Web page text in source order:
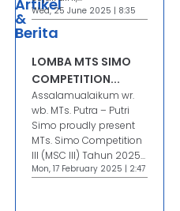
Artikel
&
Berita
Wed, 25 June 2025 | 8:35
LOMBA MTS SIMO
COMPETITION...
Assalamualaikum wr.
wb. MTs. Putra – Putri
Simo proudly present
MTs. Simo Competition
III (MSC III) Tahun 2025...
Mon, 17 February 2025 | 2:47